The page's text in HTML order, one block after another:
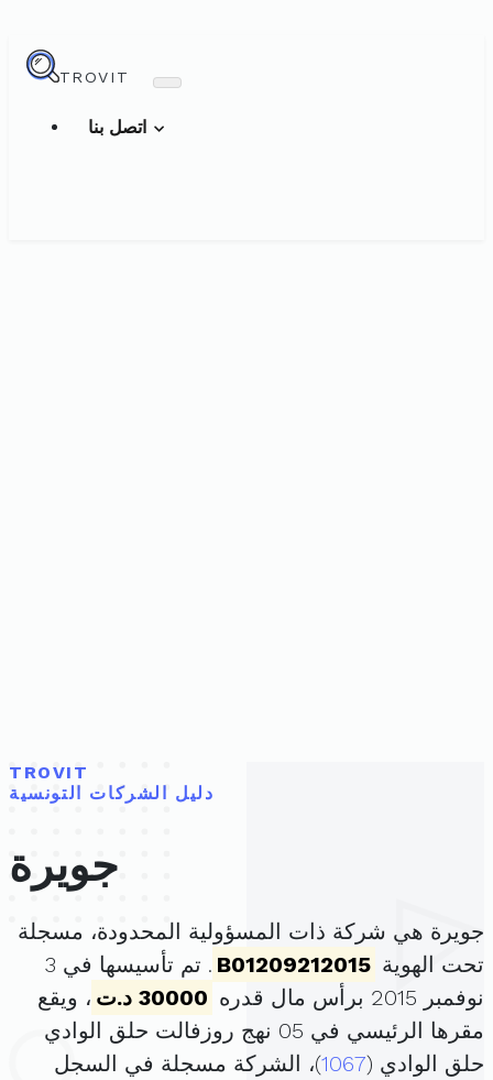
TROVIT
TROVIT
دليل الشركات التونسية
جويرة
جويرة هي شركة ذات المسؤولية المحدودة، مسجلة
تحت الهوية B01209212015
. تم تأسيسها في 3
نوفمبر 2015 برأس مال قدره
30000 د.ت
، ويقع
مقرها الرئيسي في 05 نهج روزفالت حلق الوادي
حلق الوادي (1067)، الشركة مسجلة في السجل